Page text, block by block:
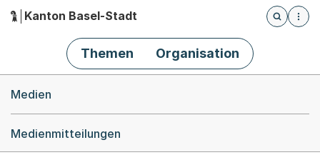
Hauptnavigation
Kanton Basel-Stadt
Öffnet
Themen Organisation
Medien
Medienmitteilungen